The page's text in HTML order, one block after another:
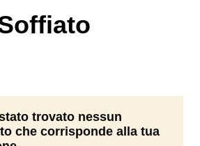
trovato nessun
che corrisponde alla tua